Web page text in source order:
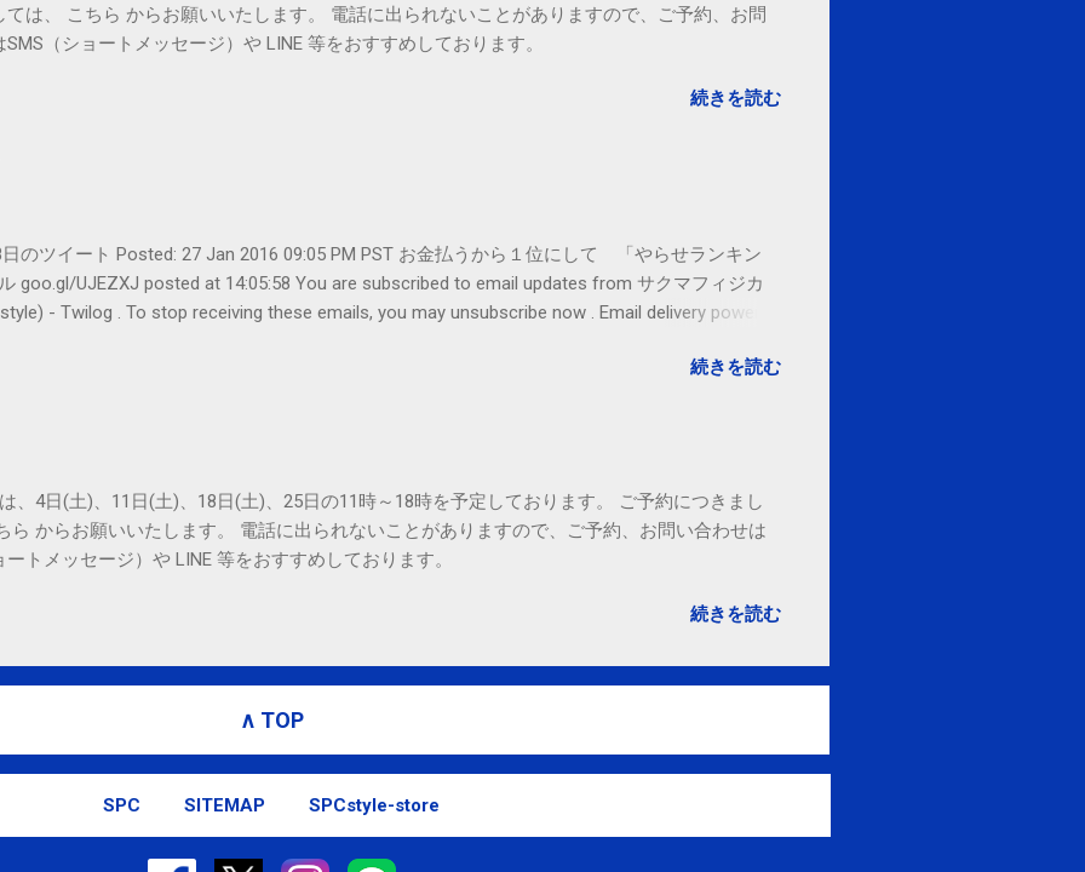
ては、 こちら からお願いいたします。 電話に出られないことがありますので、ご予約、お問
SMS（ショートメッセージ）や LINE 等をおすすめしております。
続きを読む
のツイート Posted: 27 Jan 2016 09:05 PM PST お金払うから１位にして 「やらせランキン
goo.gl/UJEZXJ posted at 14:05:58 You are subscribed to email updates from サクマフィジカ
- Twilog . To stop receiving these emails, you may unsubscribe now . Email delivery powered
続きを読む
、4日(土)、11日(土)、18日(土)、25日の11時～18時を予定しております。 ご予約につきまし
ら からお願いいたします。 電話に出られないことがありますので、ご予約、お問い合わせは
ートメッセージ）や LINE 等をおすすめしております。
続きを読む
∧ TOP
SPC SITEMAP SPCstyle-store